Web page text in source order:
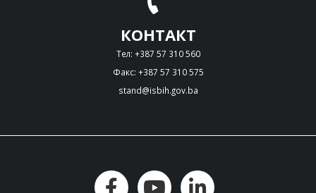
КОНТАКТ
Тел: +387 57 310 560
Факс: +387 57 310 575
stand@isbih.gov.ba